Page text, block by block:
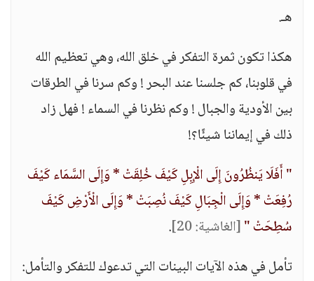
هـ.
هكذا تكون ثمرة التفكر في خلق الله، وهي تعظيم الله
في قلوبنا، كم جلسنا عند البحر ! وكم سرنا في الطرقات
بين الأودية والجبال ! وكم نظرنا في السماء ! فهل زاد
ذلك في إيماننا شيئًا؟!
" أَفَلَا يَنظُرُونَ إِلَى الْإِبِلِ كَيْفَ خُلِقَتْ * وَإِلَى السَّمَاء كَيْفَ
رُفِعَتْ * وَإِلَى الْجِبَالِ كَيْفَ نُصِبَتْ * وَإِلَى الْأَرْضِ كَيْفَ
سُطِحَتْ "[الغاشية: 20]
.
تأمل في هذه الآيات البينات التي تدعوك للتفكر والتأمل: